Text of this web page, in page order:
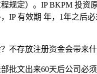
规定）。IP BKPM 投资
IP 有效期 年，1年之后
不存放注册资金会带来
批文出来60天后公司必